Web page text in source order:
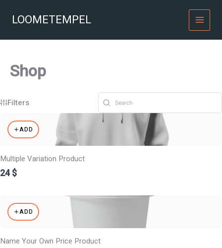
contentLOOMETEMPEL
Shop
Filters
ADD
Multiple Variation Product
24 $
ADD
Name Your Own Price Product